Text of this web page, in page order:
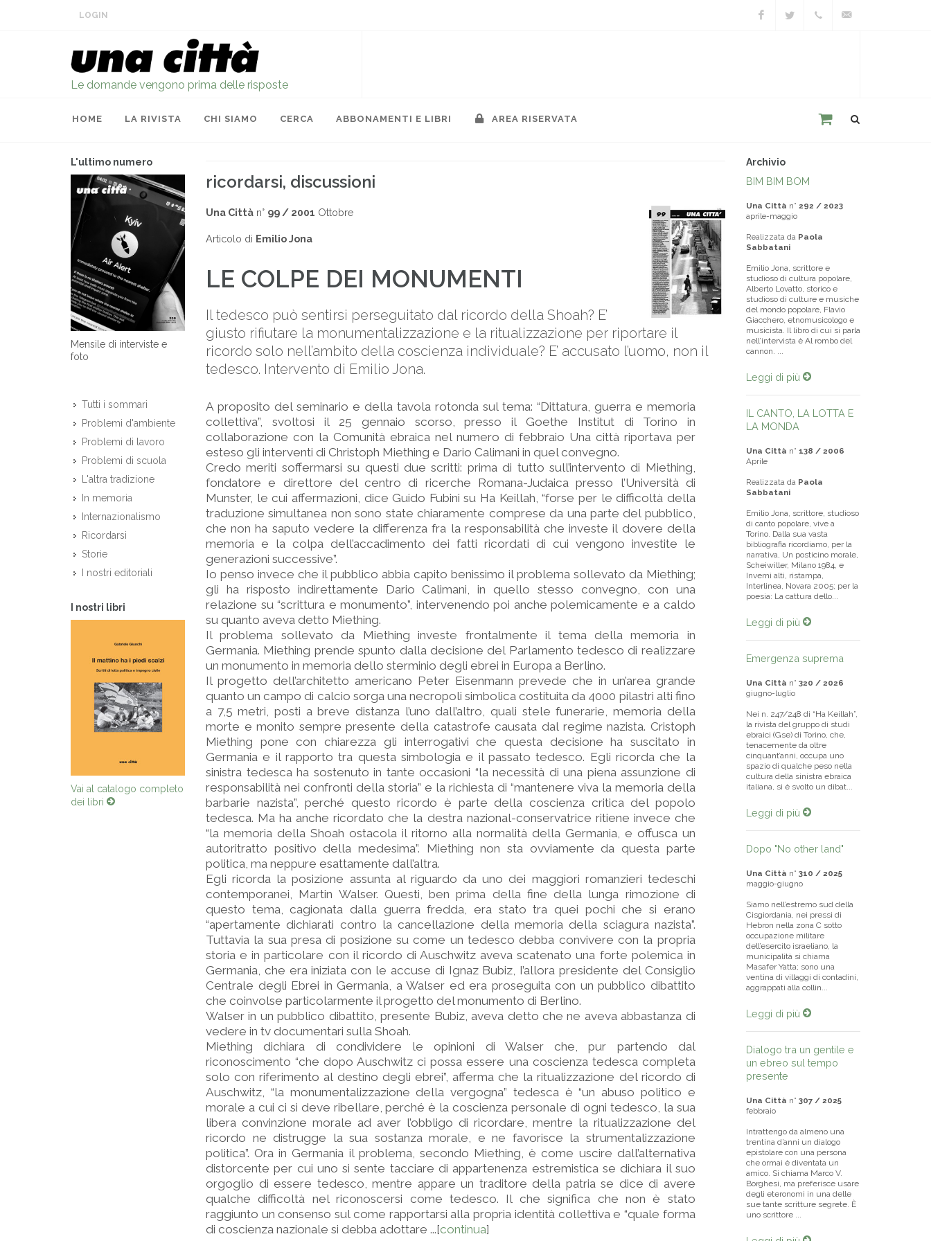
LOGIN
Le domande vengono prima delle risposte
HOME LA RIVISTA CHI SIAMO CERCA ABBONAMENTI E LIBRI AREA RISERVATA
L'ultimo numero
Mensile di interviste e
foto
Tutti i sommari
Problemi d'ambiente
Problemi di lavoro
Problemi di scuola
L'altra tradizione
In memoria
Internazionalismo
Ricordarsi
Storie
I nostri editoriali
I nostri libri
Vai al catalogo completo
dei libri
ricordarsi, discussioni
Una Città n° 99 / 2001 Ottobre
Articolo di Emilio Jona
LE COLPE DEI MONUMENTI
Il tedesco può sentirsi perseguitato dal ricordo della Shoah? E’
giusto rifiutare la monumentalizzazione e la ritualizzazione per riportare il
ricordo solo nell’ambito della coscienza individuale? E’ accusato l’uomo, non il
tedesco. Intervento di Emilio Jona.
A proposito del seminario e della tavola rotonda sul tema: “Dittatura, guerra e memoria
collettiva”, svoltosi il 25 gennaio scorso, presso il Goethe Institut di Torino in
collaborazione con la Comunità ebraica nel numero di febbraio Una città riportava per
esteso gli interventi di Christoph Miething e Dario Calimani in quel convegno.
Credo meriti soffermarsi su questi due scritti: prima di tutto sull’intervento di Miething,
fondatore e direttore del centro di ricerche Romana-Judaica presso l’Università di
Munster, le cui affermazioni, dice Guido Fubini su Ha Keillah, “forse per le difficoltà della
traduzione simultanea non sono state chiaramente comprese da una parte del pubblico,
che non ha saputo vedere la differenza fra la responsabilità che investe il dovere della
memoria e la colpa dell’accadimento dei fatti ricordati di cui vengono investite le
generazioni successive”.
Io penso invece che il pubblico abbia capito benissimo il problema sollevato da Miething;
gli ha risposto indirettamente Dario Calimani, in quello stesso convegno, con una
relazione su “scrittura e monumento”, intervenendo poi anche polemicamente e a caldo
su quanto aveva detto Miething.
Il problema sollevato da Miething investe frontalmente il tema della memoria in
Germania. Miething prende spunto dalla decisione del Parlamento tedesco di realizzare
un monumento in memoria dello sterminio degli ebrei in Europa a Berlino.
Il progetto dell’architetto americano Peter Eisenmann prevede che in un’area grande
quanto un campo di calcio sorga una necropoli simbolica costituita da 4000 pilastri alti fino
a 7,5 metri, posti a breve distanza l’uno dall’altro, quali stele funerarie, memoria della
morte e monito sempre presente della catastrofe causata dal regime nazista. Cristoph
Miething pone con chiarezza gli interrogativi che questa decisione ha suscitato in
Germania e il rapporto tra questa simbologia e il passato tedesco. Egli ricorda che la
sinistra tedesca ha sostenuto in tante occasioni “la necessità di una piena assunzione di
responsabilità nei confronti della storia” e la richiesta di “mantenere viva la memoria della
barbarie nazista”, perché questo ricordo è parte della coscienza critica del popolo
tedesca. Ma ha anche ricordato che la destra nazional-conservatrice ritiene invece che
“la memoria della Shoah ostacola il ritorno alla normalità della Germania, e offusca un
autoritratto positivo della medesima”. Miething non sta ovviamente da questa parte
politica, ma neppure esattamente dall’altra.
Egli ricorda la posizione assunta al riguardo da uno dei maggiori romanzieri tedeschi
contemporanei, Martin Walser. Questi, ben prima della fine della lunga rimozione di
questo tema, cagionata dalla guerra fredda, era stato tra quei pochi che si erano
“apertamente dichiarati contro la cancellazione della memoria della sciagura nazista”.
Tuttavia la sua presa di posizione su come un tedesco debba convivere con la propria
storia e in particolare con il ricordo di Auschwitz aveva scatenato una forte polemica in
Germania, che era iniziata con le accuse di Ignaz Bubiz, I’allora presidente del Consiglio
Centrale degli Ebrei in Germania, a Walser ed era proseguita con un pubblico dibattito
che coinvolse particolarmente il progetto del monumento di Berlino.
Walser in un pubblico dibattito, presente Bubiz, aveva detto che ne aveva abbastanza di
vedere in tv documentari sulla Shoah.
Miething dichiara di condividere le opinioni di Walser che, pur partendo dal
riconoscimento “che dopo Auschwitz ci possa essere una coscienza tedesca completa
solo con riferimento al destino degli ebrei”, afferma che la ritualizzazione del ricordo di
Auschwitz, “la monumentalizzazione della vergogna” tedesca è “un abuso politico e
morale a cui ci si deve ribellare, perché è la coscienza personale di ogni tedesco, la sua
libera convinzione morale ad aver l’obbligo di ricordare, mentre la ritualizzazione del
ricordo ne distrugge la sua sostanza morale, e ne favorisce la strumentalizzazione
politica”. Ora in Germania il problema, secondo Miething, è come uscire dall’alternativa
distorcente per cui uno si sente tacciare di appartenenza estremistica se dichiara il suo
orgoglio di essere tedesco, mentre appare un traditore della patria se dice di avere
qualche difficoltà nel riconoscersi come tedesco. Il che significa che non è stato
raggiunto un consenso sul come rapportarsi alla propria identità collettiva e “quale forma
di coscienza nazionale si debba adottare ...[continua]
Archivio
BIM BIM BOM
Una Città n° 292 / 2023
aprile-maggio
Realizzata da Paola
Sabbatani
Emilio Jona, scrittore e
studioso di cultura popolare,
Alberto Lovatto, storico e
studioso di culture e musiche
del mondo popolare, Flavio
Giacchero, etnomusicologo e
musicista. Il libro di cui si parla
nell’intervista è Al rombo del
cannon. ...
Leggi di più
IL CANTO, LA LOTTA E
LA MONDA
Una Città n° 138 / 2006
Aprile
Realizzata da Paola
Sabbatani
Emilio Jona, scrittore, studioso
di canto popolare, vive a
Torino. Dalla sua vasta
bibliografia ricordiamo, per la
narrativa, Un posticino morale,
Scheiwiller, Milano 1984, e
Inverni alti, ristampa,
Interlinea, Novara 2005; per la
poesia: La cattura dello...
Leggi di più
Emergenza suprema
Una Città n° 320 / 2026
giugno-luglio
Nei n. 247/248 di “Ha Keillah”,
la rivista del gruppo di studi
ebraici (Gse) di Torino, che,
tenacemente da oltre
cinquant’anni, occupa uno
spazio di qualche peso nella
cultura della sinistra ebraica
italiana, si è svolto un dibat...
Leggi di più
Dopo "No other land"
Una Città n° 310 / 2025
maggio-giugno
Siamo nell’estremo sud della
Cisgiordania, nei pressi di
Hebron nella zona C sotto
occupazione militare
dell’esercito israeliano, la
municipalità si chiama
Masafer Yatta; sono una
ventina di villaggi di contadini,
aggrappati alla collin...
Leggi di più
Dialogo tra un gentile e
un ebreo sul tempo
presente
Una Città n° 307 / 2025
febbraio
Intrattengo da almeno una
trentina d’anni un dialogo
epistolare con una persona
che ormai è diventata un
amico. Si chiama Marco V.
Borghesi, ma preferisce usare
degli eteronomi in una delle
sue tante scritture segrete. È
uno scrittore ...